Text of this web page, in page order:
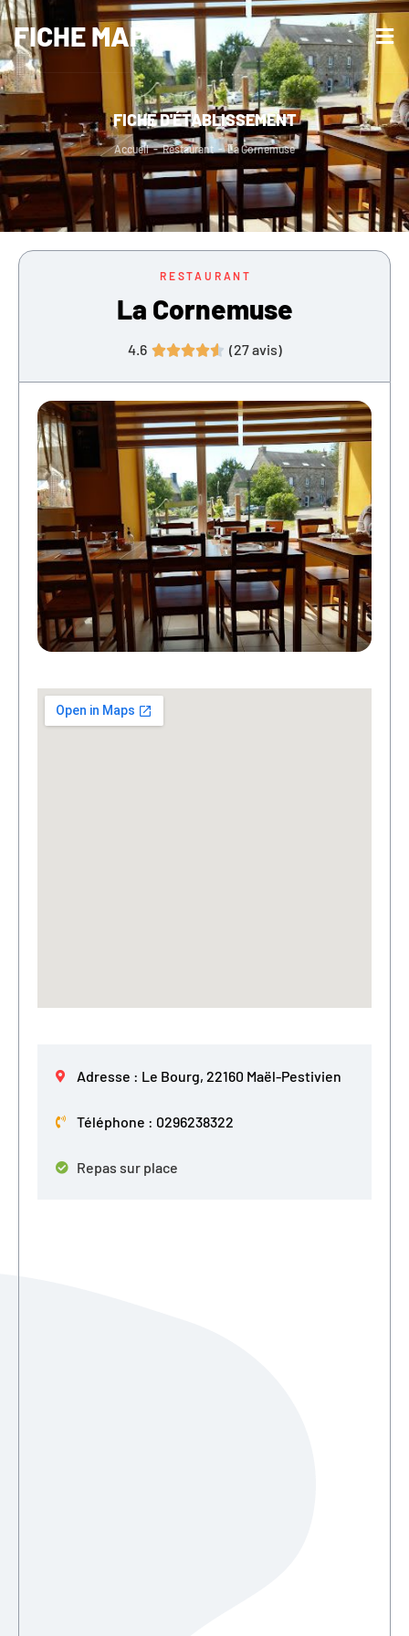
FICHE MAP
FICHE D'ÉTABLISSEMENT
Accueil - Restaurant - La Cornemuse
RESTAURANT
La Cornemuse
4.6  (27avis)
Adresse : Le Bourg, 22160 Maël-Pestivien
Téléphone : 0296238322
Repas sur place